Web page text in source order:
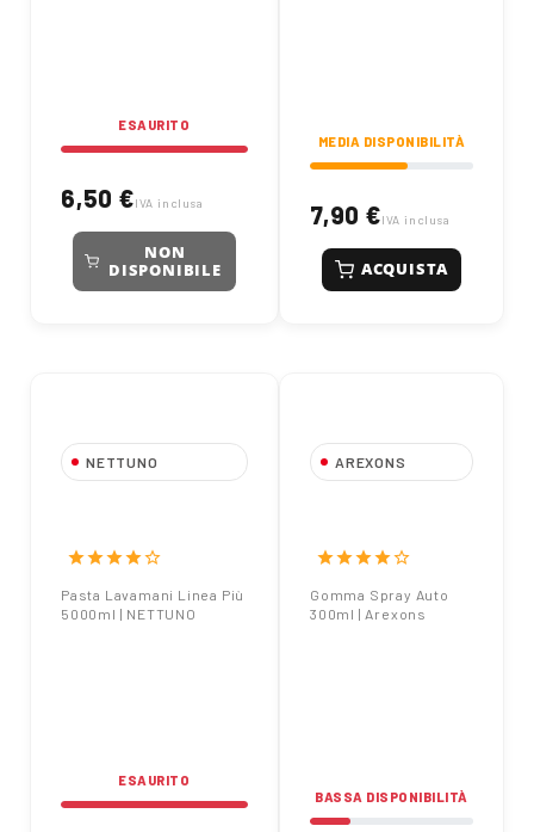
ESAURITO
6,50 €IVA inclusa
NON
DISPONIBILE
MEDIA DISPONIBILITÀ
7,90 €IVA inclusa
ACQUISTA
NETTUNO
5kg Nettuno con
starstarstarstarstar_border
Pasta Lavamani Linea Più
5000ml | NETTUNO
ESAURITO
AREXONS
Arexons
starstarstarstarstar_border
Gomma Spray Auto
300ml | Arexons
BASSA DISPONIBILITÀ